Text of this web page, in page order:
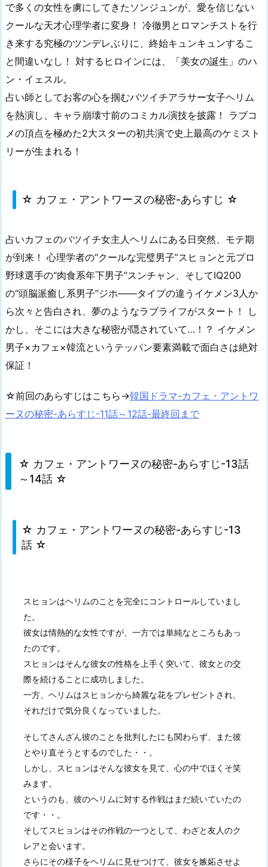
で多くの女性を虜にしてきたソンジュンが、愛を信じない
クールな天才心理学者に変身！ 冷徹男とロマンチストを行
き来する究極のツンデレぶりに、終始キュンキュンするこ
と間違いなし！ 対するヒロインには、「美女の誕生」のハ
ン・イェスル。
占い師としてお客の心を掴むバツイチアラサー女子ヘリム
を熱演し、キャラ崩壊寸前のコミカル演技を披露！ ラブコ
メの頂点を極めた2大スターの初共演で史上最高のケミスト
リーが生まれる！
☆ カフェ・アントワーヌの秘密-あらすじ ☆
占いカフェのバツイチ女主人ヘリムにある日突然、モテ期
が到来！ 心理学者の“クールな完璧男子”スヒョンと元プロ
野球選手の“肉食系年下男子”スンチャン、そしてIQ200
の“頭脳派癒し系男子”ジホ——タイプの違うイケメン3人か
ら次々と告白され、夢のようなラブライフがスタート！ し
かし、そこには大きな秘密が隠されていて…！？ イケメン
男子×カフェ×韓流というテッパン要素満載で面白さは絶対
保証！
☆前回のあらすじはこちら→韓国ドラマ-カフェ・アントワ
ーヌの秘密-あらすじ-11話～12話-最終回まで
☆ カフェ・アントワーヌの秘密-あらすじ-13話
～14話 ☆
☆ カフェ・アントワーヌの秘密-あらすじ-13
話 ☆
スヒョンはヘリムのことを完全にコントロールしていまし
た。
彼女は情熱的な女性ですが、一方では単純なところもあっ
たのです。
スヒョンはそんな彼女の性格を上手く突いて、彼女との交
際を続けることに成功しました。
一方、ヘリムはスヒョンから綺麗な花をプレゼントされ、
それだけで気分良くなっていました。
そしてさんざん彼のことを批判したにも関わらず、また彼
とやり直そうとするのでした・・。
しかし、スヒョンはそんな彼女を見て、心の中でほくそ笑
みます。
というのも、彼のヘリムに対する作戦はまだ続いていたの
です・・。
そしてスヒョンはその作戦の一つとして、わざと友人のク
レアと会います。
さらにその様子をヘリムに見せつけて、彼女を嫉妬させよ